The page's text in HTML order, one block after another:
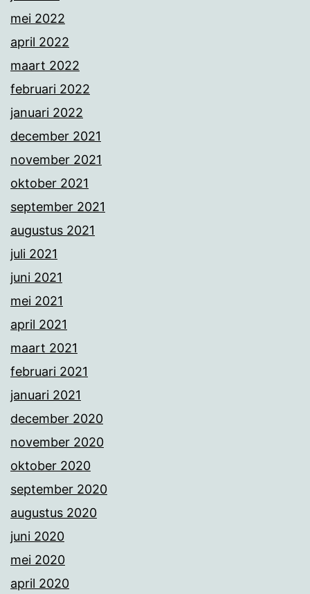
mei 2022
april 2022
maart 2022
februari 2022
januari 2022
december 2021
november 2021
oktober 2021
september 2021
augustus 2021
juli 2021
juni 2021
mei 2021
april 2021
maart 2021
februari 2021
januari 2021
december 2020
november 2020
oktober 2020
september 2020
augustus 2020
juni 2020
mei 2020
april 2020